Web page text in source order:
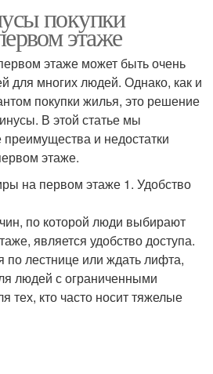
покупки
этаже
этаже может быть очень
для многих людей. Однако, как и
покупки жилья, это решение
В этой статье мы
и недостатки
этаже.
на первом этаже 1. Удобство
по которой люди выбирают
является удобство доступа.
лестнице или ждать лифта,
людей с ограниченными
тех, кто часто носит тяжелые